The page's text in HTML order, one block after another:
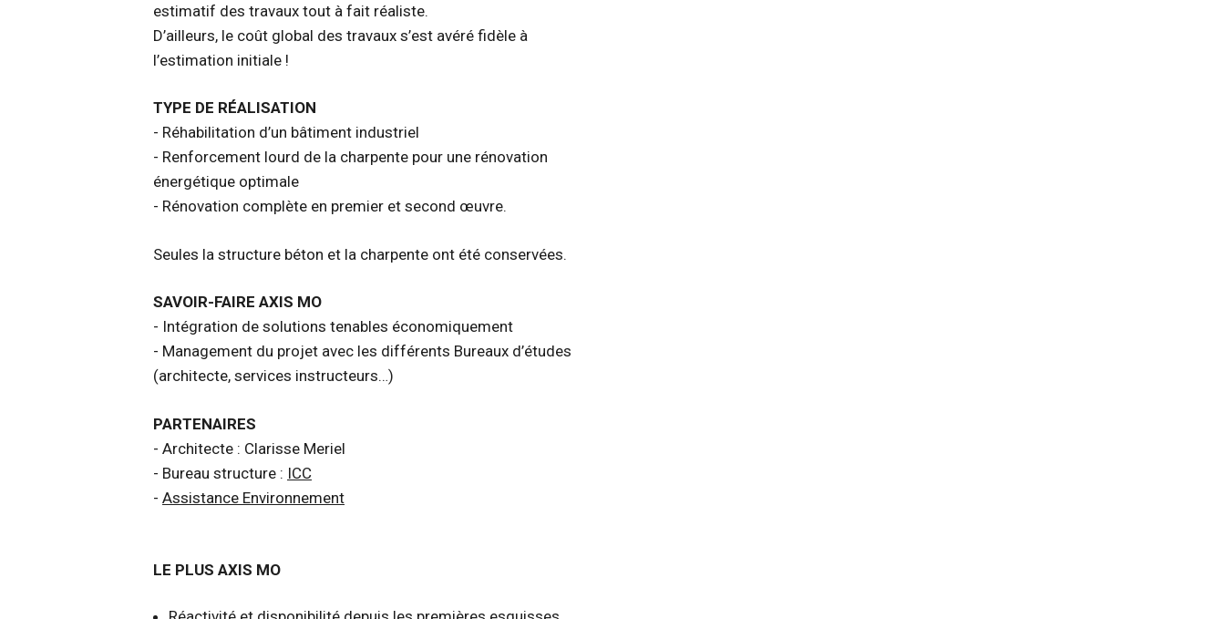
estimatif des travaux tout à fait réaliste.
D’ailleurs, le coût global des travaux s’est avéré fidèle à
l’estimation initiale !
TYPE DE RÉALISATION
- Réhabilitation d’un bâtiment industriel
- Renforcement lourd de la charpente pour une rénovation
énergétique optimale
- Rénovation complète en premier et second œuvre.
Seules la structure béton et la charpente ont été conservées.
SAVOIR-FAIRE AXIS MO
- Intégration de solutions tenables économiquement
- Management du projet avec les différents Bureaux d’études
(architecte, services instructeurs…)
PARTENAIRES
- Architecte : Clarisse Meriel
- Bureau structure : ICC
- Assistance Environnement
LE PLUS AXIS MO